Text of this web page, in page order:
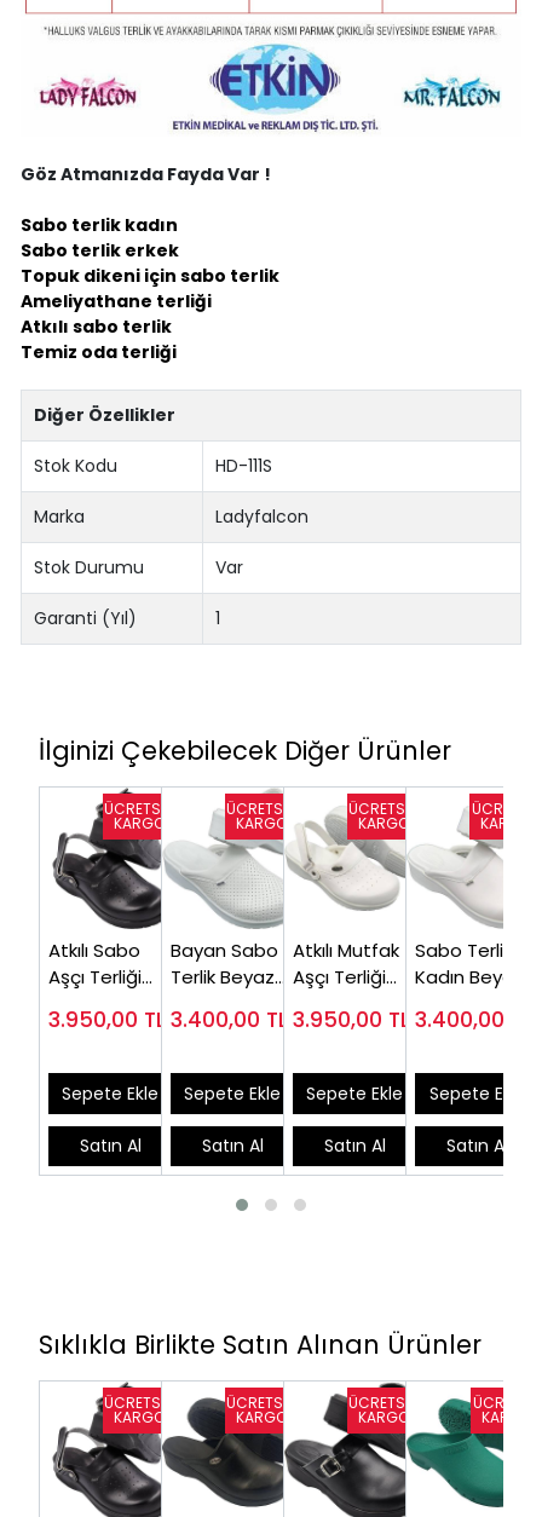
Göz Atmanızda Fayda Var !
Sabo terlik kadın
Sabo terlik erkek
Topuk dikeni için sabo terlik
Ameliyathane terliği
Atkılı sabo terlik
Temiz oda terliği
Diğer Özellikler
Stok Kodu HD-111S
Marka Ladyfalcon
Stok Durumu Var
Garanti (Yıl) 1
İlginizi Çekebilecek Diğer Ürünler
Atkılı Sabo
Aşçı Terliği
HDA126S
3.950,00 TL
Sepete Ekle
Satın Al
Bayan Sabo
Terlik Beyaz
Satılan)
3.400,00 TL
Sepete Ekle
Satın Al
Atkılı Mutfak
Aşçı Terliği
HDA126B
3.950,00 TL
Sepete Ekle
Satın Al
Sabo Terlik
Kadın Beyaz
Satılan)
3.400,00
Sepete Ekle
Satın Al
Sıklıkla Birlikte Satın Alınan Ürünler